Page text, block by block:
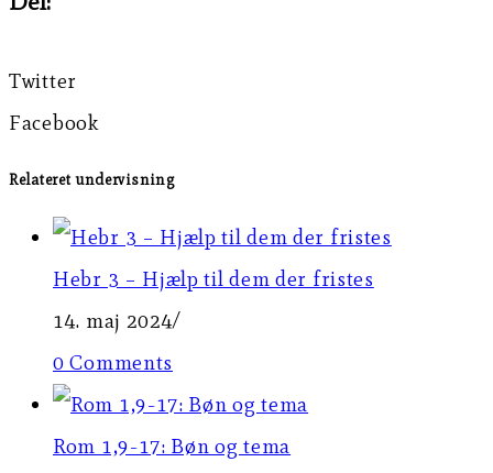
Twitter
Facebook
Relateret undervisning
Hebr 3 – Hjælp til dem der fristes
14. maj 2024/
0 Comments
Rom 1,9-17: Bøn og tema